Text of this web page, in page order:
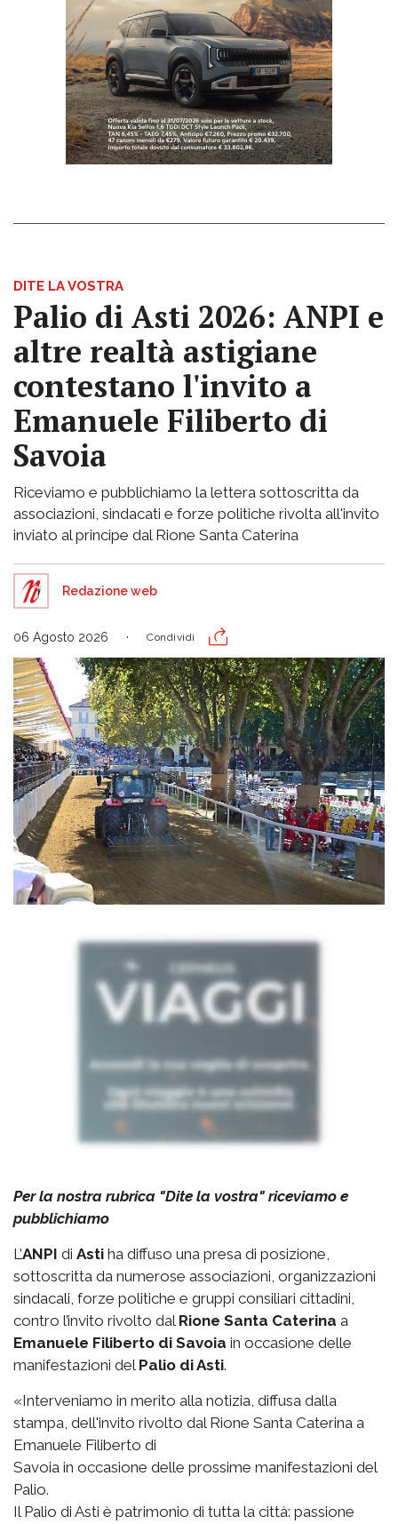
DITE LA VOSTRA
Palio di Asti 2026: ANPI e
altre realtà astigiane
contestano l'invito a
Emanuele Filiberto di
Savoia
Riceviamo e pubblichiamo la lettera sottoscritta da
associazioni, sindacati e forze politiche rivolta all'invito
inviato al principe dal Rione Santa Caterina
Redazione web
06 Agosto 2026 Condividi
Per la nostra rubrica "Dite la vostra" riceviamo e
pubblichiamo
L’ANPI di Asti ha diffuso una presa di posizione,
sottoscritta da numerose associazioni, organizzazioni
sindacali, forze politiche e gruppi consiliari cittadini,
contro l’invito rivolto dal Rione Santa Caterina a
Emanuele Filiberto di Savoia in occasione delle
manifestazioni del Palio di Asti.
«Interveniamo in merito alla notizia, diffusa dalla
stampa, dell'invito rivolto dal Rione Santa Caterina a
Emanuele Filiberto di
Savoia in occasione delle prossime manifestazioni del
Palio.
Il Palio di Asti è patrimonio di tutta la città: passione